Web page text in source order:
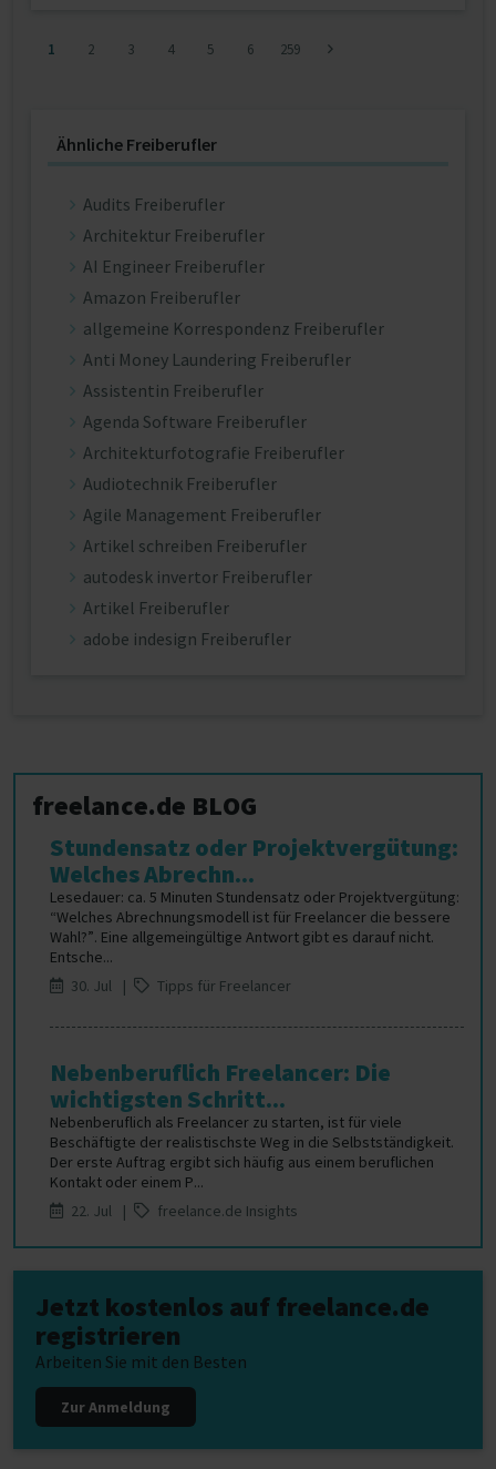
1 2 3 4 5 6 259
Ähnliche Freiberufler
Audits Freiberufler
Architektur Freiberufler
AI Engineer Freiberufler
Amazon Freiberufler
allgemeine Korrespondenz Freiberufler
Anti Money Laundering Freiberufler
Assistentin Freiberufler
Agenda Software Freiberufler
Architekturfotografie Freiberufler
Audiotechnik Freiberufler
Agile Management Freiberufler
Artikel schreiben Freiberufler
autodesk invertor Freiberufler
Artikel Freiberufler
adobe indesign Freiberufler
freelance.de BLOG
Stundensatz oder Projektvergütung:
Welches Abrechn...
Lesedauer: ca. 5 Minuten Stundensatz oder Projektvergütung:
“Welches Abrechnungsmodell ist für Freelancer die bessere
Wahl?”. Eine allgemeingültige Antwort gibt es darauf nicht.
Entsche...
30. Jul |
Tipps für Freelancer
Nebenberuflich Freelancer: Die
wichtigsten Schritt...
Nebenberuflich als Freelancer zu starten, ist für viele
Beschäftigte der realistischste Weg in die Selbstständigkeit.
Der erste Auftrag ergibt sich häufig aus einem beruflichen
Kontakt oder einem P...
22. Jul |
freelance.de Insights
Jetzt kostenlos auf freelance.de
registrieren
Arbeiten Sie mit den Besten
Zur Anmeldung